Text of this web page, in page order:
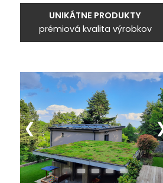
UNIKÁTNE PRODUKTY
prémiová kvalita výrobkov